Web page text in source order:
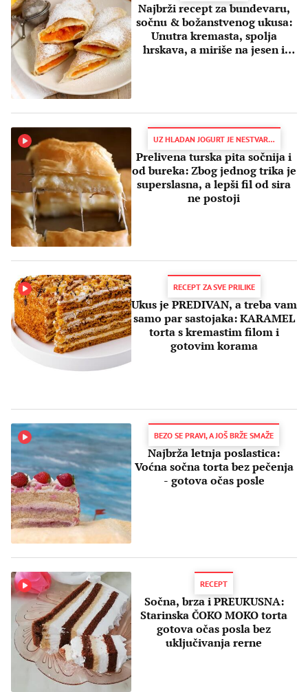
Najbrži recept za bundevaru,
sočnu & božanstvenog ukusa:
Unutra kremasta, spolja
hrskava, a miriše na jesen i
UZ HLADAN JOGURT JE NESTVARNA
Prelivena turska pita sočnija i
od bureka: Zbog jednog trika je
superslasna, a lepši fil od sira
ne postoji
RECEPT ZA SVE PRILIKE
Ukus je PREDIVAN, a treba vam
samo par sastojaka: KARAMEL
torta s kremastim filom i
gotovim korama
BEZO SE PRAVI, A JOŠ BRŽE SMAŽE
Najbrža letnja poslastica:
Voćna sočna torta bez pečenja
- gotova očas posle
RECEPT
Sočna, brza i PREUKUSNA:
Starinska ČOKO MOKO torta
gotova očas posla bez
uključivanja rerne